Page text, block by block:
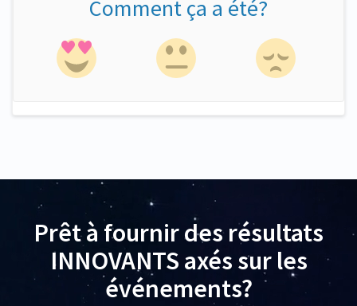
Comment ça a été?
Prêt à fournir des résultats
INNOVANTS axés sur les
événements?